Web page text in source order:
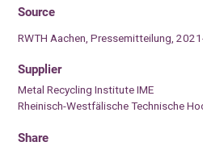
Source
RWTH Aachen, Pressemitteilung,
Supplier
Metal Recycling Institute IME
Rheinisch-Westfälische Technische
Share